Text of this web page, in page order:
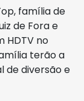
família de
de Fora e
HDTV no
terão a
de diversão e